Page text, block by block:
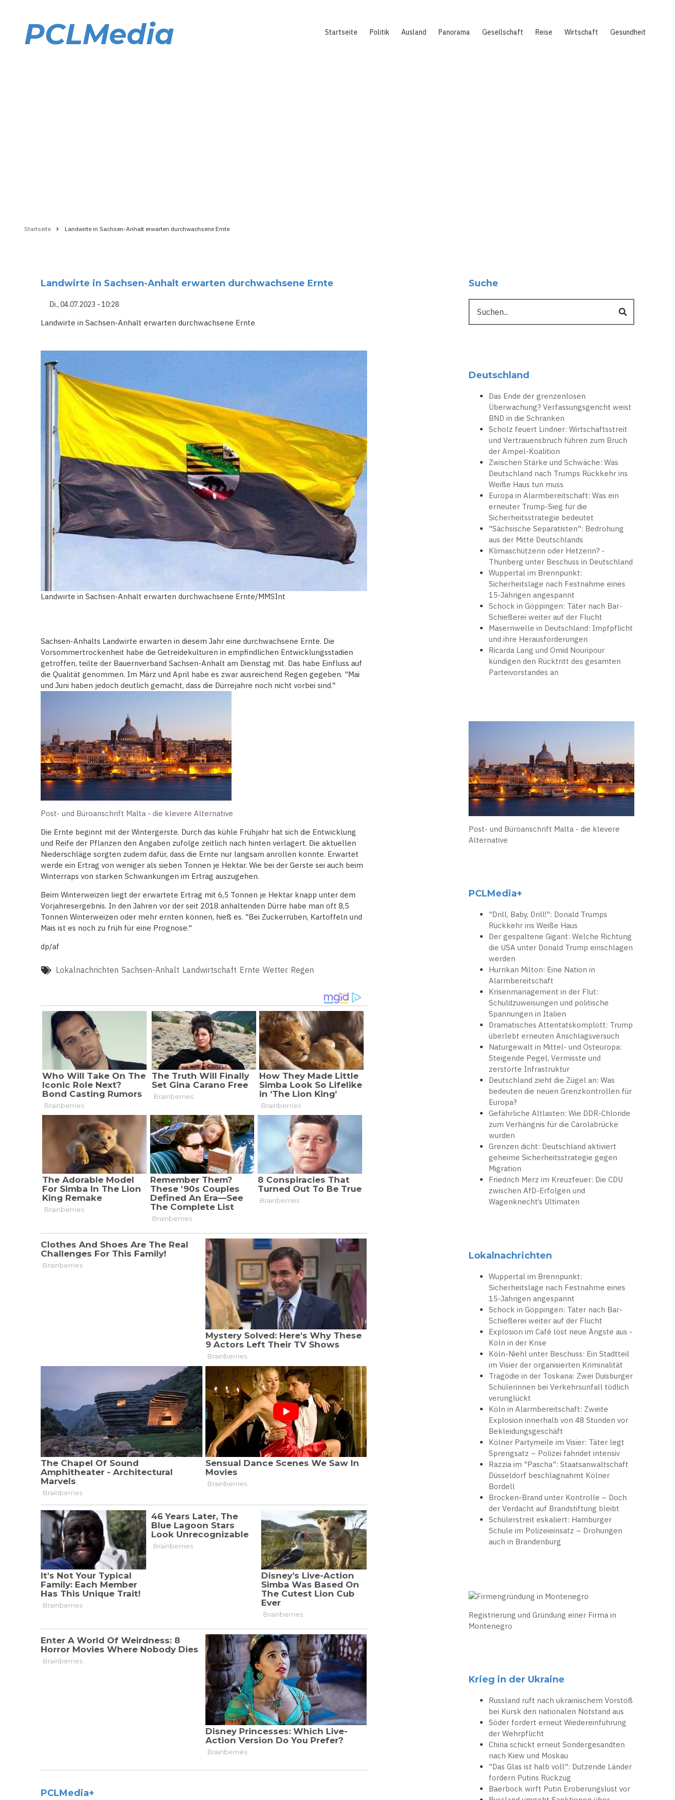
PCLMedia Startseite Politik Ausland Panorama Gesellschaft Reise Wirtschaft Gesundheit
Startseite Landwirte in Sachsen-Anhalt erwarten durchwachsene Ernte
Landwirte in Sachsen-Anhalt erwarten durchwachsene Ernte
Di., 04.07.2023 - 10:28
Landwirte in Sachsen-Anhalt erwarten durchwachsene Ernte
Landwirte in Sachsen-Anhalt erwarten durchwachsene Ernte/MMSInt
Sachsen-Anhalts Landwirte erwarten in diesem Jahr eine durchwachsene Ernte. Die
Vorsommertrockenheit habe die Getreidekulturen in empfindlichen Entwicklungsstadien
getroffen, teilte der Bauernverband Sachsen-Anhalt am Dienstag mit. Das habe Einfluss auf
die Qualität genommen. Im März und April habe es zwar ausreichend Regen gegeben. "Mai
und Juni haben jedoch deutlich gemacht, dass die Dürrejahre noch nicht vorbei sind."
Post- und Büroanschrift Malta - die klevere Alternative
Die Ernte beginnt mit der Wintergerste. Durch das kühle Frühjahr hat sich die Entwicklung
und Reife der Pflanzen den Angaben zufolge zeitlich nach hinten verlagert. Die aktuellen
Niederschläge sorgten zudem dafür, dass die Ernte nur langsam anrollen konnte. Erwartet
werde ein Ertrag von weniger als sieben Tonnen je Hektar. Wie bei der Gerste sei auch beim
Winterraps von starken Schwankungen im Ertrag auszugehen.
Beim Winterweizen liegt der erwartete Ertrag mit 6,5 Tonnen je Hektar knapp unter dem
Vorjahresergebnis. In den Jahren vor der seit 2018 anhaltenden Dürre habe man oft 8,5
Tonnen Winterweizen oder mehr ernten können, hieß es. "Bei Zuckerrüben, Kartoffeln und
Mais ist es noch zu früh für eine Prognose."
dp/af
Lokalnachrichten Sachsen-Anhalt Landwirtschaft Ernte Wetter Regen
PCLMedia+
Suche
Deutschland
Das Ende der grenzenlosen
Überwachung? Verfassungsgericht weist
BND in die Schranken
Scholz feuert Lindner: Wirtschaftsstreit
und Vertrauensbruch führen zum Bruch
der Ampel-Koalition
Zwischen Stärke und Schwäche: Was
Deutschland nach Trumps Rückkehr ins
Weiße Haus tun muss
Europa in Alarmbereitschaft: Was ein
erneuter Trump-Sieg für die
Sicherheitsstrategie bedeutet
"Sächsische Separatisten": Bedrohung
aus der Mitte Deutschlands
Klimaschützerin oder Hetzerin? -
Thunberg unter Beschuss in Deutschland
Wuppertal im Brennpunkt:
Sicherheitslage nach Festnahme eines
15-Jährigen angespannt
Schock in Göppingen: Täter nach Bar-
Schießerei weiter auf der Flucht
Masernwelle in Deutschland: Impfpflicht
und ihre Herausforderungen
Ricarda Lang und Omid Nouripour
kündigen den Rücktritt des gesamten
Parteivorstandes an
Post- und Büroanschrift Malta - die klevere
Alternative
PCLMedia+
"Drill, Baby, Drill!": Donald Trumps
Rückkehr ins Weiße Haus
Der gespaltene Gigant: Welche Richtung
die USA unter Donald Trump einschlagen
werden
Hurrikan Milton: Eine Nation in
Alarmbereitschaft
Krisenmanagement in der Flut:
Schuldzuweisungen und politische
Spannungen in Italien
Dramatisches Attentatskomplott: Trump
überlebt erneuten Anschlagsversuch
Naturgewalt in Mittel- und Osteuropa:
Steigende Pegel, Vermisste und
zerstörte Infrastruktur
Deutschland zieht die Zügel an: Was
bedeuten die neuen Grenzkontrollen für
Europa?
Gefährliche Altlasten: Wie DDR-Chloride
zum Verhängnis für die Carolabrücke
wurden
Grenzen dicht: Deutschland aktiviert
geheime Sicherheitsstrategie gegen
Migration
Friedrich Merz im Kreuzfeuer: Die CDU
zwischen AfD-Erfolgen und
Wagenknecht’s Ultimaten
Lokalnachrichten
Wuppertal im Brennpunkt:
Sicherheitslage nach Festnahme eines
15-Jährigen angespannt
Schock in Göppingen: Täter nach Bar-
Schießerei weiter auf der Flucht
Explosion im Café löst neue Ängste aus -
Köln in der Krise
Köln-Niehl unter Beschuss: Ein Stadtteil
im Visier der organisierten Kriminalität
Tragödie in der Toskana: Zwei Duisburger
Schülerinnen bei Verkehrsunfall tödlich
verunglückt
Köln in Alarmbereitschaft: Zweite
Explosion innerhalb von 48 Stunden vor
Bekleidungsgeschäft
Kölner Partymeile im Visier: Täter legt
Sprengsatz – Polizei fahndet intensiv
Razzia im "Pascha": Staatsanwaltschaft
Düsseldorf beschlagnahmt Kölner
Bordell
Brocken-Brand unter Kontrolle – Doch
der Verdacht auf Brandstiftung bleibt
Schülerstreit eskaliert: Hamburger
Schule im Polizeieinsatz – Drohungen
auch in Brandenburg
Registrierung und Gründung einer Firma in
Montenegro
Krieg in der Ukraine
Russland ruft nach ukrainischem Vorstoß
bei Kursk den nationalen Notstand aus
Söder fordert erneut Wiedereinführung
der Wehrpflicht
China schickt erneut Sondergesandten
nach Kiew und Moskau
"Das Glas ist halb voll": Dutzende Länder
fordern Putins Rückzug
Baerbock wirft Putin Eroberungslust vor